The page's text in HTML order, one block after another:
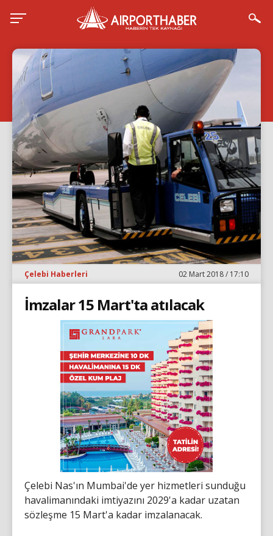
Çelebi Haberleri 02 Mart 2018 / 17:10
İmzalar 15 Mart'ta atılacak
Çelebi Nas'ın Mumbai'de yer hizmetleri sunduğu
havalimanındaki imtiyazını 2029'a kadar uzatan
sözleşme 15 Mart'a kadar imzalanacak.